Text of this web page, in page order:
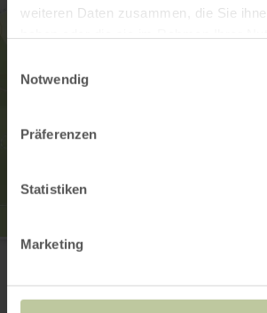
weiteren Daten zusammen, die Sie
Notwendig
Präferenzen
Statistiken
Marketing
Pfarrkirche St. Dionysius
(0049) 2655-1342